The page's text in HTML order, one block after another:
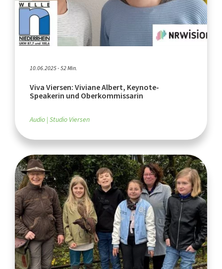
10.06.2025 - 52 Min.
Viva Viersen: Viviane Albert, Keynote-
Speakerin und Oberkommissarin
Audio Studio Viersen